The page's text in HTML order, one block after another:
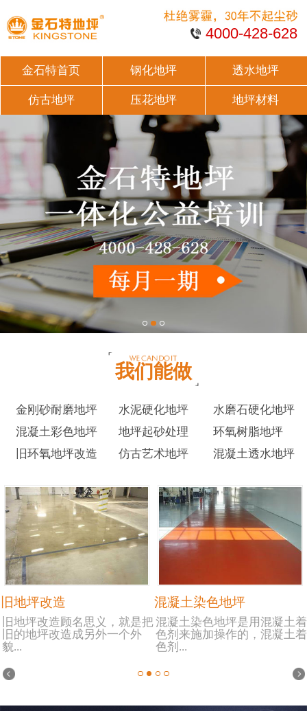
4000-428-628
金石特首页 钢化地坪 透水地坪
仿古地坪 压花地坪 地坪材料
我们能做
金刚砂耐磨地坪 水泥硬化地坪
水磨石硬化地坪
混凝土彩色地坪
地坪起砂处理
环氧树脂地坪
旧环氧地坪改造
仿古艺术地坪 混凝土透水地坪
旧地坪改造
旧地坪改造顾名思义，就是把
旧的地坪改造成另外一个外
貌...
混凝土染色地坪
混凝土染色地坪是用混凝土着
色剂来施加操作的，混凝土着
色剂...